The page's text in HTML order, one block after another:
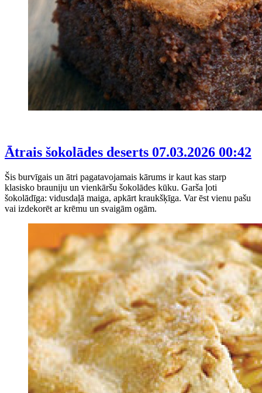
Ātrais šokolādes deserts 07.03.2026 00:42
Šis burvīgais un ātri pagatavojamais kārums ir kaut kas starp
klasisko brauniju un vienkāršu šokolādes kūku. Garša ļoti
šokolādīga: vidusdaļā maiga, apkārt kraukšķīga. Var ēst vienu pašu
vai izdekorēt ar krēmu un svaigām ogām.